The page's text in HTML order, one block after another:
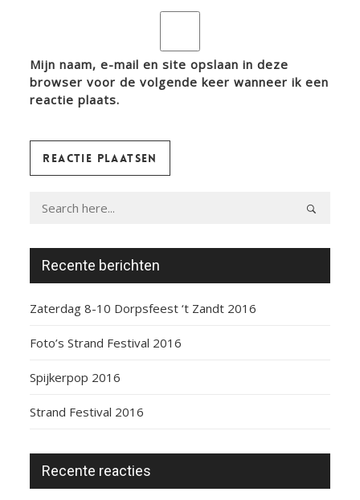
Mijn naam, e-mail en site opslaan in deze
browser voor de volgende keer wanneer ik een
reactie plaats.
Recente berichten
Zaterdag 8-10 Dorpsfeest ‘t Zandt 2016
Foto’s Strand Festival 2016
Spijkerpop 2016
Strand Festival 2016
Recente reacties